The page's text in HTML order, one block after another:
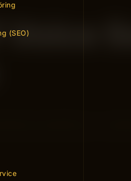
(SEO)
Voice
en kund får av er – inte